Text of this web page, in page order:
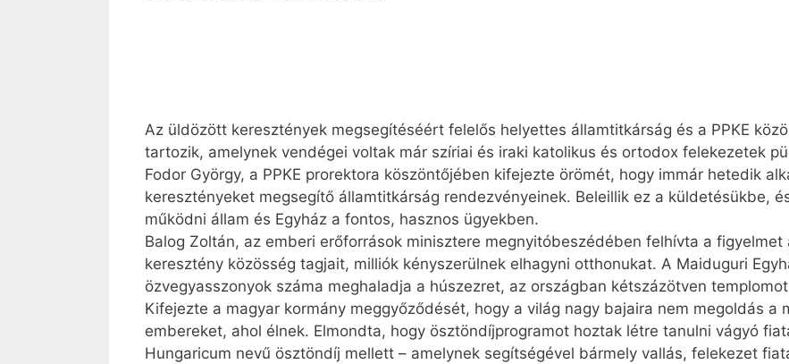
Az üldözött keresztények megsegítéséért felelős helyettes államtitkárság és a PPKE
tartozik, amelynek vendégei voltak már szíriai és iraki katolikus és ortodox felekezetek
Fodor György, a PPKE prorektora köszöntőjében kifejezte örömét, hogy immár hetedik
keresztényeket megsegítő államtitkárság rendezvényeinek. Beleillik ez a küldetésükbe,
működni állam és Egyház a fontos, hasznos ügyekben.
Balog Zoltán, az emberi erőforrá­sok minisztere megnyitóbeszédében felhívta a
keresztény közösség tagjait, milliók kényszerülnek elhagyni otthonukat. A Maiduguri
özvegyasszonyok száma meghaladja a húszezret, az országban kétszáz­ötven
Kifejezte a magyar kormány meggyőződését, hogy a világ nagy bajaira nem megoldás a
embereket, ahol élnek. Elmondta, hogy ösztöndíjprogramot hoztak létre tanulni vágyó
Hungaricum nevű ösztöndíj mellett – amelynek segítségével bármely vallás, felekezet